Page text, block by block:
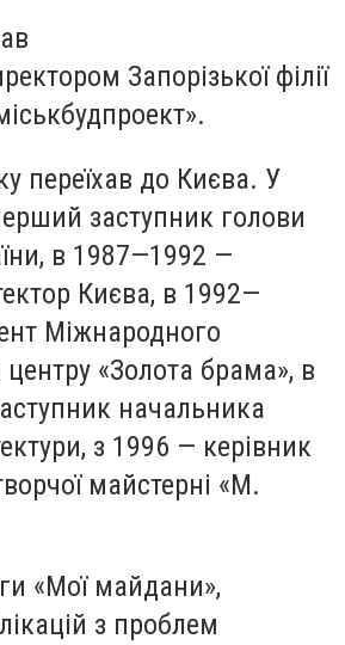
Запорізької філії
переїхав до Києва. У
заступник голови
в 1987—1992 —
Києва, в 1992—
Міжнародного
центру «Золота брама», в
начальника
з 1996 — керівник
майстерні «М.
«Мої майдани»,
з проблем